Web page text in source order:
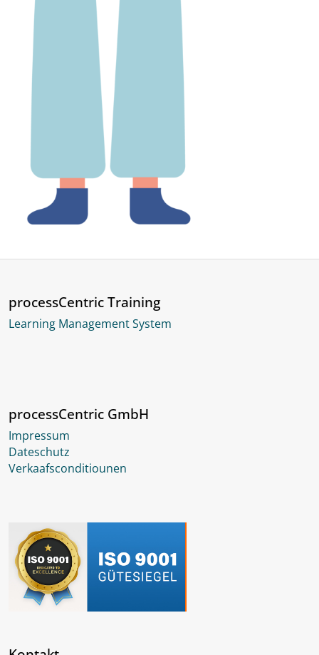
processCentric Training
Learning Management System
processCentric GmbH
Impressum
Dateschutz
Verkaafsconditiounen